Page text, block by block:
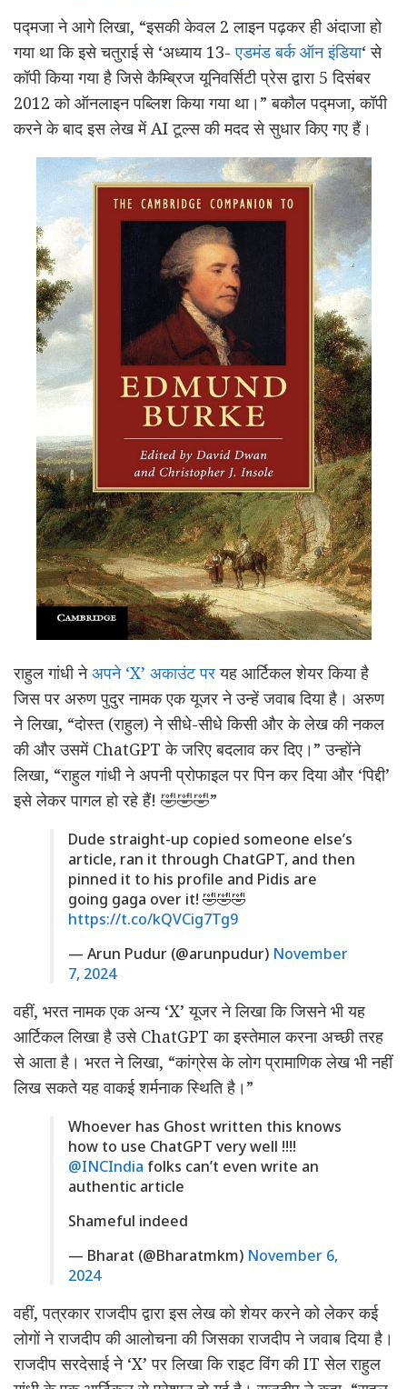
पद्मजा ने आगे लिखा, “इसकी केवल 2 लाइन पढ़कर ही अंदाजा हो
गया था कि इसे चतुराई से ‘अध्याय 13-एडमंड बर्क ऑन इंडिया‘ से
कॉपी किया गया है जिसे कैम्ब्रिज यूनिवर्सिटी प्रेस द्वारा 5 दिसंबर
2012 को ऑनलाइन पब्लिश किया गया था।” बकौल पद्मजा, कॉपी
करने के बाद इस लेख में AI टूल्स की मदद से सुधार किए गए हैं।
राहुल गांधी नेअपने ‘X’ अकाउंट परयह आर्टिकल शेयर किया है
जिस पर अरुण पुदुर नामक एक यूजर ने उन्हें जवाब दिया है। अरुण
ने लिखा, “दोस्त (राहुल) ने सीधे-सीधे किसी और के लेख की नकल
की और उसमें ChatGPT के जरिए बदलाव कर दिए।” उन्होंने
लिखा, “राहुल गांधी ने अपनी प्रोफाइल पर पिन कर दिया और ‘पिद्दी’
इसे लेकर पागल हो रहे हैं! 🤣🤣🤣”
Dude straight-up copied someone else’s
article, ran it through ChatGPT, and then
pinned it to his profile and Pidis are
going gaga over it! 🤣🤣🤣
https://t.co/kQVCig7Tg9
— Arun Pudur (@arunpudur) November
7, 2024
वहीं, भरत नामक एक अन्य ‘X’ यूजर ने लिखा कि जिसने भी यह
आर्टिकल लिखा है उसे ChatGPT का इस्तेमाल करना अच्छी तरह
से आता है। भरत ने लिखा, “कांग्रेस के लोग प्रामाणिक लेख भी नहीं
लिख सकते यह वाकई शर्मनाक स्थिति है।”
Whoever has Ghost written this knows
how to use ChatGPT very well !!!!
@INCIndia folks can’t even write an
authentic article
Shameful indeed
— Bharat (@Bharatmkm) November 6,
2024
वहीं, पत्रकार राजदीप द्वारा इस लेख को शेयर करने को लेकर कई
लोगों ने राजदीप की आलोचना की जिसका राजदीप ने जवाब दिया है।
राजदीप सरदेसाई ने ‘X’ पर लिखा कि राइट विंग की IT सेल राहुल